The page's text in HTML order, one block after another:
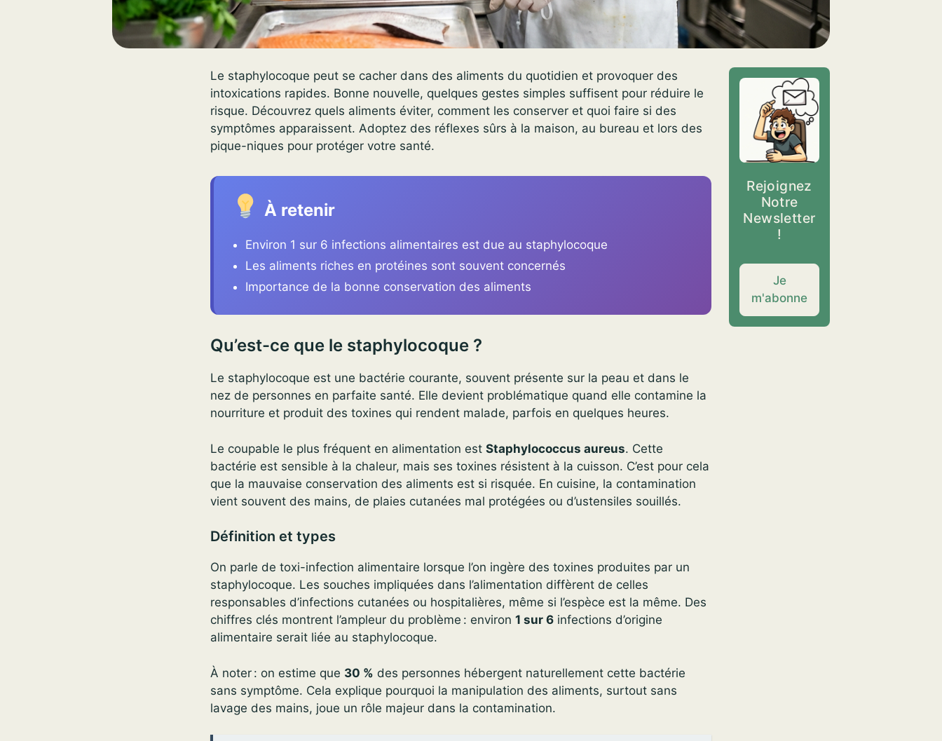
Le staphylocoque peut se cacher dans des aliments du quotidien et provoquer des
intoxications rapides. Bonne nouvelle, quelques gestes simples suffisent pour réduire le
risque. Découvrez quels aliments éviter, comment les conserver et quoi faire si des
symptômes apparaissent. Adoptez des réflexes sûrs à la maison, au bureau et lors des
pique-niques pour protéger votre santé.
À retenir
Environ 1 sur 6 infections alimentaires est due au staphylocoque
Les aliments riches en protéines sont souvent concernés
Importance de la bonne conservation des aliments
Qu’est-ce que le staphylocoque ?
Le staphylocoque est une bactérie courante, souvent présente sur la peau et dans le
nez de personnes en parfaite santé. Elle devient problématique quand elle contamine la
nourriture et produit des toxines qui rendent malade, parfois en quelques heures.
Le coupable le plus fréquent en alimentation est Staphylococcus aureus. Cette
bactérie est sensible à la chaleur, mais ses toxines résistent à la cuisson. C’est pour cela
que la mauvaise conservation des aliments est si risquée. En cuisine, la contamination
vient souvent des mains, de plaies cutanées mal protégées ou d’ustensiles souillés.
Définition et types
On parle de toxi-infection alimentaire lorsque l’on ingère des toxines produites par un
staphylocoque. Les souches impliquées dans l’alimentation diffèrent de celles
responsables d’infections cutanées ou hospitalières, même si l’espèce est la même. Des
chiffres clés montrent l’ampleur du problème : environ 1 sur 6 infections d’origine
alimentaire serait liée au staphylocoque.
À noter : on estime que 30 % des personnes hébergent naturellement cette bactérie
sans symptôme. Cela explique pourquoi la manipulation des aliments, surtout sans
lavage des mains, joue un rôle majeur dans la contamination.
Rejoignez
Notre
Newsletter
!
Je
m'abonne